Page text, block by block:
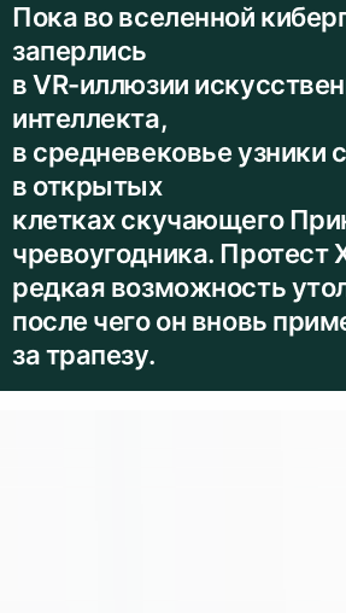
Пока во вселенной
заперлись
в VR-иллюзии
интеллекта,
в средневековье узники
в открытых
клетках скучающего
чревоугодника. Протест
редкая возможность
после чего он вновь
за трапезу.